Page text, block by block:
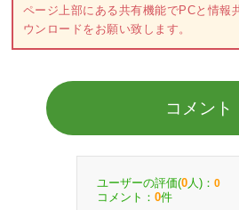
ページ上部にある共有機能でPCと情報
ウンロードをお願い致します。
コメント
ユーザーの評価(0 人)： 0
コメント： 0件